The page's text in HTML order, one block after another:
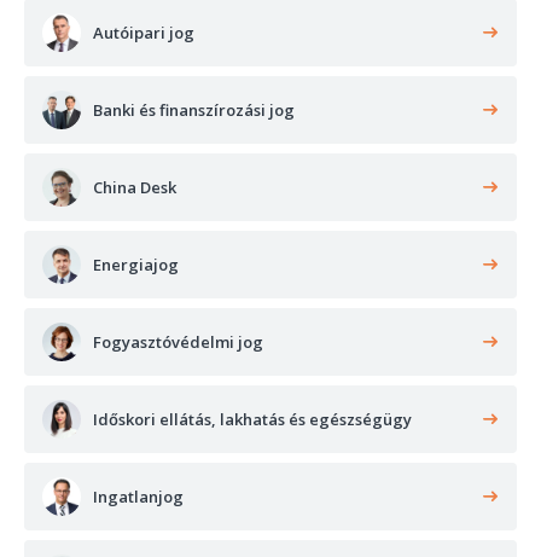
Autóipari jog
Banki és finanszírozási jog
China Desk
Energiajog
Fogyasztóvédelmi jog
Időskori ellátás, lakhatás és egészségügy
Ingatlanjog